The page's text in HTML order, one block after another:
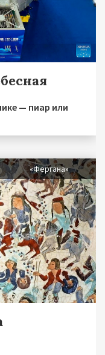
— пиар или
«Фергана»